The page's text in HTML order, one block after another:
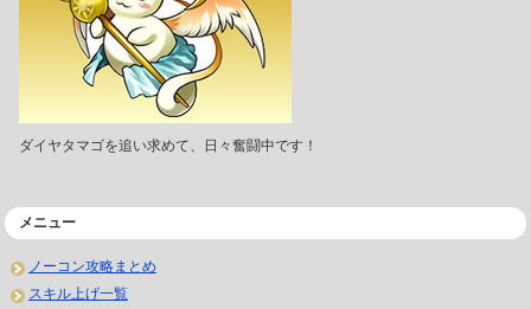
ダイヤタマゴを追い求めて、日々奮闘中です！
メニュー
ノーコン攻略まとめ
スキル上げ一覧